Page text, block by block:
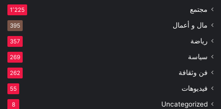
مجتمع 1٬225
مال و أعمال 395
رياضة 357
سياسة 269
فن وثقافة 262
فيديوهات 55
Uncategorized
8